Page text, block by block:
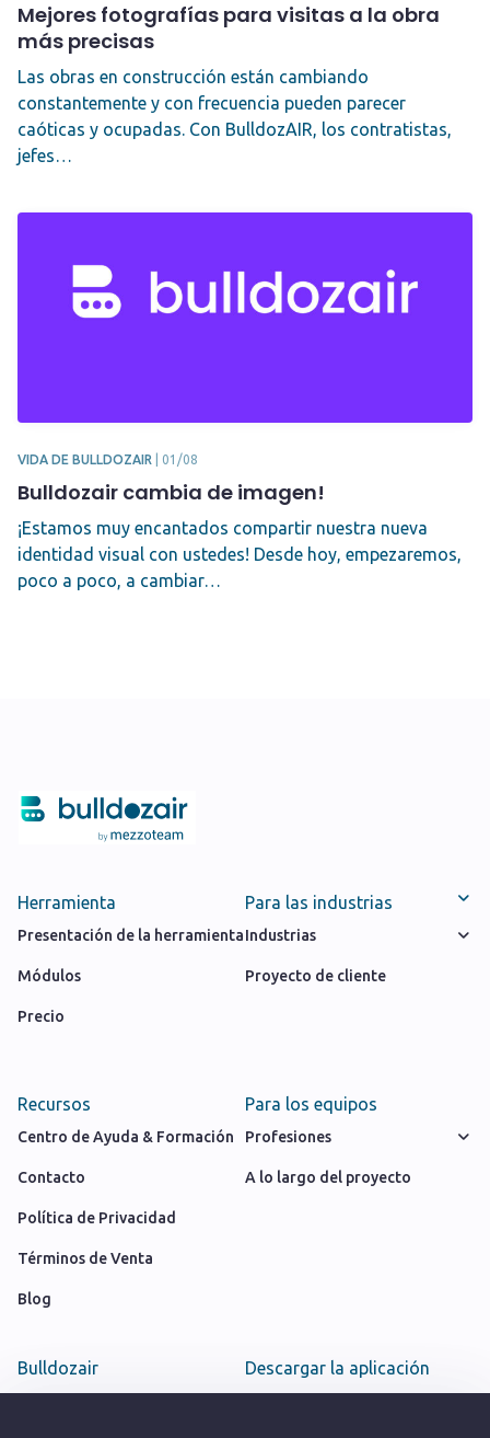
Mejores fotografías para visitas a la obra
más precisas
Las obras en construcción están cambiando
constantemente y con frecuencia pueden parecer
caóticas y ocupadas. Con BulldozAIR, los contratistas,
jefes…
VIDA DE BULLDOZAIR 01/08
Bulldozair cambia de imagen!
¡Estamos muy encantados compartir nuestra nueva
identidad visual con ustedes! Desde hoy, empezaremos,
poco a poco, a cambiar…
Herramienta
Presentación de la herramienta
Módulos
Precio
Para las industrias
Industrias
Proyecto de cliente
Recursos
Centro de Ayuda & Formación
Contacto
Política de Privacidad
Términos de Venta
Blog
Para los equipos
Profesiones
A lo largo del proyecto
Bulldozair Descargar la aplicación